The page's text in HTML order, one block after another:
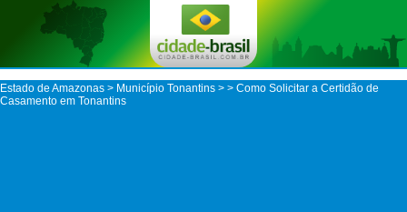
Estado de Amazonas > Município Tonantins > > Como Solicitar a Certidão de
Casamento em Tonantins